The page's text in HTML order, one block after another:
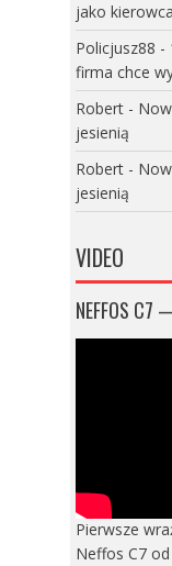
jako
Policjusz88 -
firma chce
Robert-
jesienią
Robert-
jesienią
VIDEO
NEFFOS C7
Pierwsze
Neffos C7